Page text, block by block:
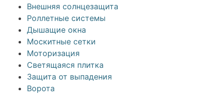
Внешняя солнцезащита
Роллетные системы
Дышащие окна
Москитные сетки
Моторизация
Светящаяся плитка
Защита от выпадения
Ворота